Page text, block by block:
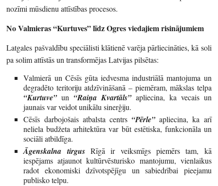
nozīmi mūsdienu attīstības procesos.
No Valmieras “Kurtuves” līdz Ogres viedajiem risinājumiem
Latgales pašvaldību speciālisti klātienē varēja pārliecināties, kā soli
pa solim attīstās un transformējas Latvijas pilsētas:
Valmierā un Cēsīs gūta iedvesma industriālā mantojuma un
degradēto teritoriju atdzīvināšanā – piemēram, mākslas telpa
“Kurtuve”un “Raiņa Kvartāls”apliecina, ka vecais un
jaunais var veidot unikālu sinerģiju.
Cēsīs darbojošais atbalsta centrs “Pērle”apliecina, ka arī
neliela budžeta arhitektūra var būt estētiska, funkcionāla un
sociāli atbildīga.
Āgenskalna tirgusRīgā ir veiksmīgs piemērs tam, kā
iespējams atjaunot kultūrvēsturisko mantojumu, vienlaikus
radot ekonomiski dzīvotspējīgu un sabiedrībai pieejamu
publisko telpu.